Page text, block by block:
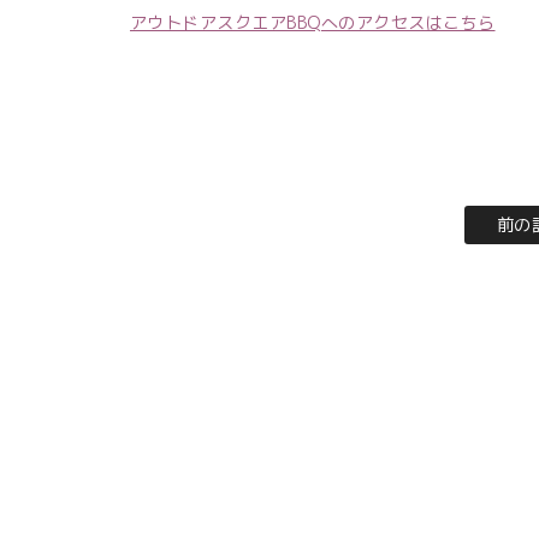
アウトドアスクエアBBQへのアクセスはこちら
前の